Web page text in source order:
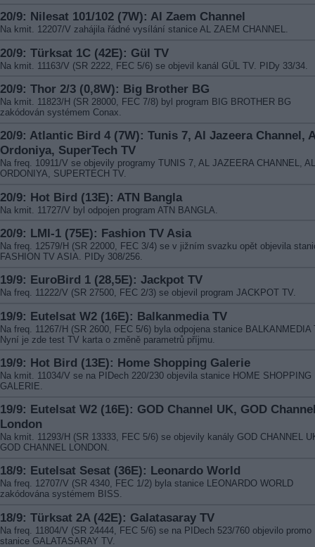
20/9: Nilesat 101/102 (7W): Al Zaem Channel
Na kmit. 12207/V zahájila řádné vysílání stanice AL ZAEM CHANNEL.
20/9: Türksat 1C (42E): Gül TV
Na kmit. 11163/V (SR 2222, FEC 5/6) se objevil kanál GÜL TV. PIDy 33/34.
20/9: Thor 2/3 (0,8W): Big Brother BG
Na kmit. 11823/H (SR 28000, FEC 7/8) byl program BIG BROTHER BG
zakódován systémem Conax.
20/9: Atlantic Bird 4 (7W): Tunis 7, Al Jazeera Channel,
Ordoniya, SuperTech TV
Na freq. 10911/V se objevily programy TUNIS 7, AL JAZEERA CHANNEL, AL
ORDONIYA, SUPERTECH TV.
20/9: Hot Bird (13E): ATN Bangla
Na kmit. 11727/V byl odpojen program ATN BANGLA.
20/9: LMI-1 (75E): Fashion TV Asia
Na freq. 12579/H (SR 22000, FEC 3/4) se v jižním svazku opět objevila
FASHION TV ASIA. PIDy 308/256.
19/9: EuroBird 1 (28,5E): Jackpot TV
Na freq. 11222/V (SR 27500, FEC 2/3) se objevil program JACKPOT TV.
19/9: Eutelsat W2 (16E): Balkanmedia TV
Na freq. 11267/H (SR 2600, FEC 5/6) byla odpojena stanice BALKANMEDIA
Nyní je zde test TV karta o změně parametrů příjmu.
19/9: Hot Bird (13E): Home Shopping Galerie
Na kmit. 11034/V se na PIDech 220/230 objevila stanice HOME SHOPPING
GALERIE.
19/9: Eutelsat W2 (16E): GOD Channel UK, GOD
London
Na kmit. 11293/H (SR 13333, FEC 5/6) se objevily kanály GOD CHANNEL
GOD CHANNEL LONDON.
18/9: Eutelsat Sesat (36E): Leonardo World
Na freq. 12707/V (SR 4340, FEC 1/2) byla stanice LEONARDO WORLD
zakódována systémem BISS.
18/9: Türksat 2A (42E): Galatasaray TV
Na freq. 11804/V (SR 24444, FEC 5/6) se na PIDech 523/760 objevilo promo
stanice GALATASARAY TV.